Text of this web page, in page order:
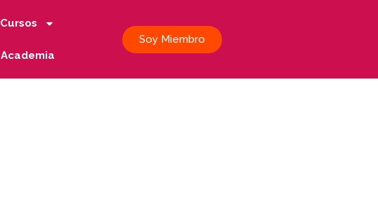
Cursos
Academia
Soy Miembro